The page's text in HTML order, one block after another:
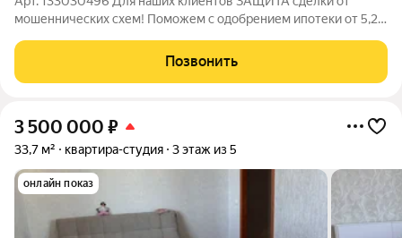
мошеннических схем! Поможем с одобрением ипотеки от 5,2%
города! Чистая, светлая и очень тёплая квартира отличный
вариант как для проживания,
Позвонить
3 500 000 ₽
33,7 м² квартира-студия 3 этаж из 5
онлайн показ